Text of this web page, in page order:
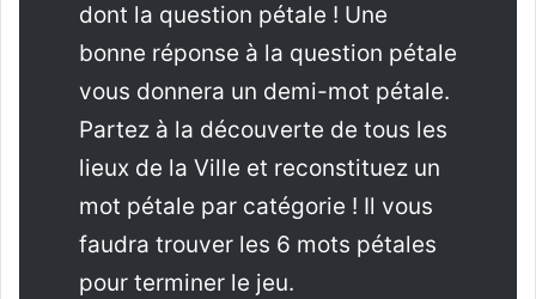
dont la question pétale ! Une
bonne réponse à la question pétale
vous donnera un demi-mot pétale.
Partez à la découverte de tous les
lieux de la Ville et reconstituez un
mot pétale par catégorie ! Il vous
faudra trouver les 6 mots pétales
pour terminer le jeu.